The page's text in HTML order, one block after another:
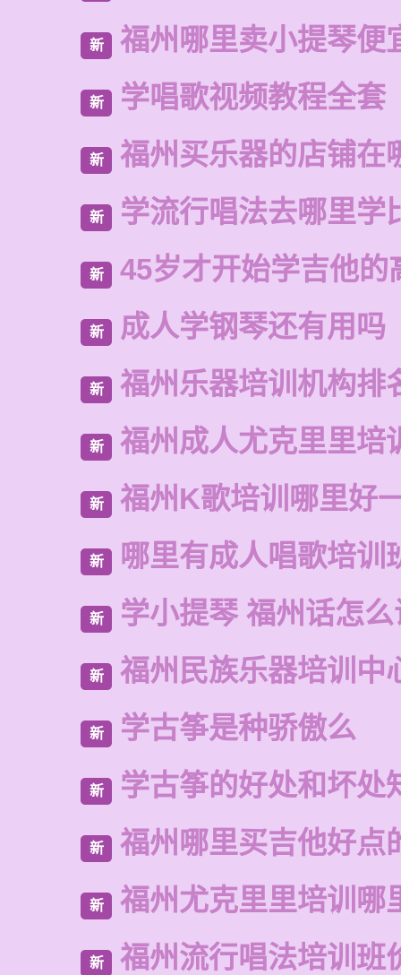
新 福州哪里卖小提琴便
新 学唱歌视频教程全套
新 福州买乐器的店铺在
新 学流行唱法去哪里学
新 45岁才开始学吉他的
新 成人学钢琴还有用吗
新 福州乐器培训机构排
新 福州成人尤克里里培
新 福州K歌培训哪里好
新 哪里有成人唱歌培训
新 学小提琴 福州话怎
新 福州民族乐器培训中
新 学古筝是种骄傲么
新 学古筝的好处和坏处
新 福州哪里买吉他好点
新 福州尤克里里培训哪
新 福州流行唱法培训班